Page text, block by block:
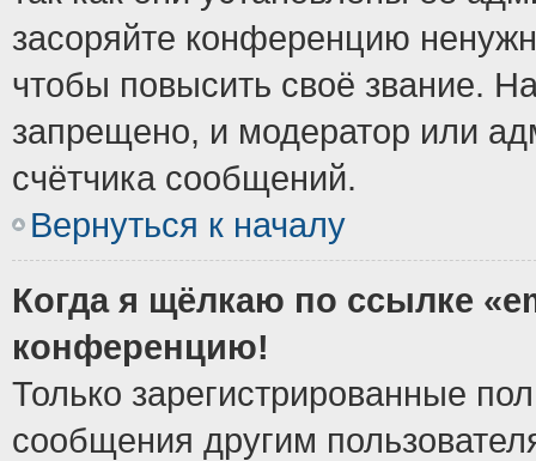
засоряйте конференцию
чтобы повысить своё звание.
запрещено, и модератор или
счётчика сообщений.
Вернуться к началу
Когда я щёлкаю по ссылке
конференцию!
Только зарегистрированные
сообщения другим